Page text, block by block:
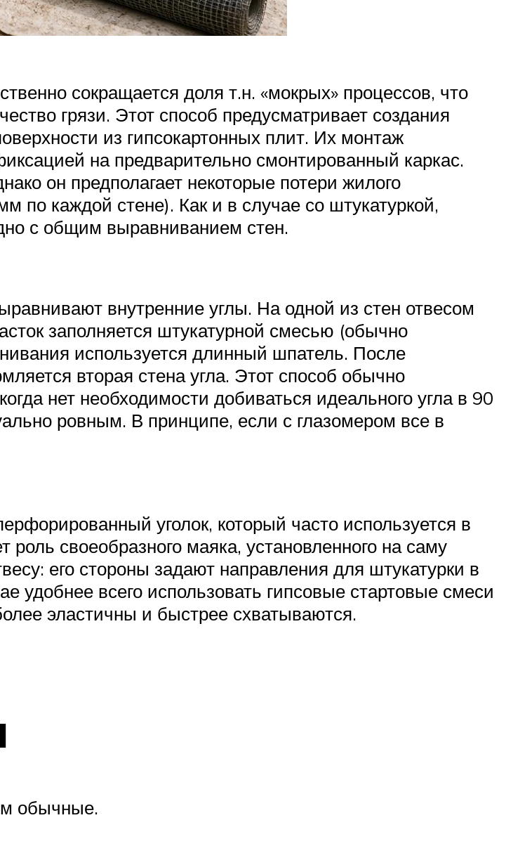
сокращается доля т.н. «мокрых» процессов, что
грязи. Этот способ предусматривает создания
из гипсокартонных плит. Их монтаж
на предварительно смонтированный каркас.
он предполагает некоторые потери жилого
по каждой стене). Как и в случае со штукатуркой,
с общим выравниванием стен.
внутренние углы. На одной из стен отвесом
заполняется штукатурной смесью (обычно
используется длинный шпатель. После
вторая стена угла. Этот способ обычно
нет необходимости добиваться идеального угла в 90
ровным. В принципе, если с глазомером все в
уголок, который часто используется в
своеобразного маяка, установленного на саму
его стороны задают направления для штукатурки в
удобнее всего использовать гипсовые стартовые смеси
эластичны и быстрее схватываются.
обычные.